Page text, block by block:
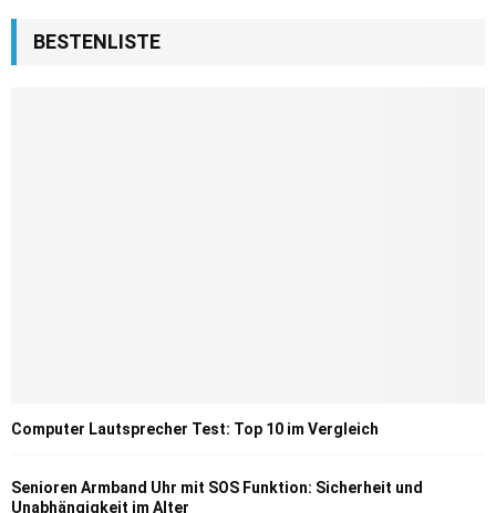
BESTENLISTE
Computer Lautsprecher Test: Top 10 im Vergleich
Senioren Armband Uhr mit SOS Funktion: Sicherheit und
Unabhängigkeit im Alter